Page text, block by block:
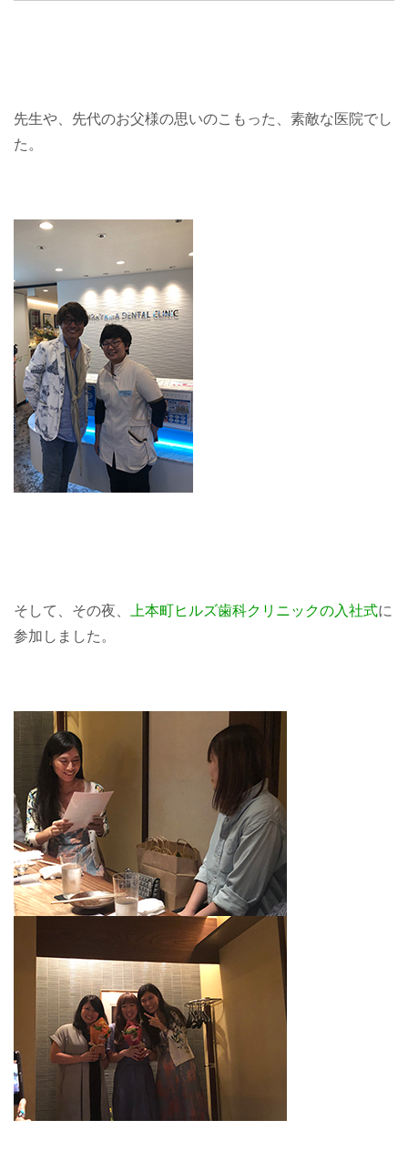
先生や、先代のお父様の思いのこもった、素敵な医院でし
た。
そして、その夜、 上本町ヒルズ歯科クリニックの入社式に
参加しました。